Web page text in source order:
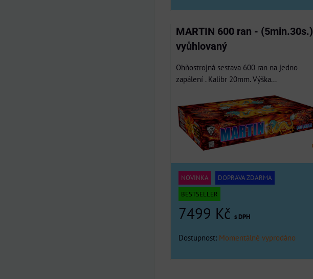
MARTIN 600 ran - (5min.30s.)
vyůhlovaný
Ohňostrojná sestava 600 ran na jedno
zapálení . Kalibr 20mm. Výška...
NOVINKA
DOPRAVA ZDARMA
BESTSELLER
7499 Kč s DPH
Dostupnost: Momentálně vyprodáno